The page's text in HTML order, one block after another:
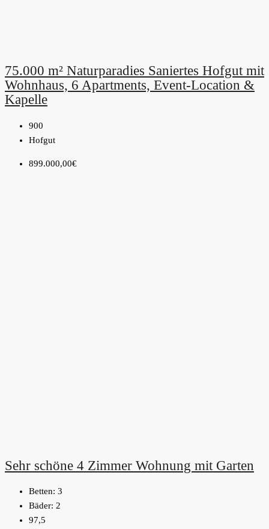
75.000 m² Naturparadies Saniertes Hofgut mit
Wohnhaus, 6 Apartments, Event-Location &
Kapelle
900
Hofgut
899.000,00€
Sehr schöne 4 Zimmer Wohnung mit Garten
Betten: 3
Bäder: 2
97,5